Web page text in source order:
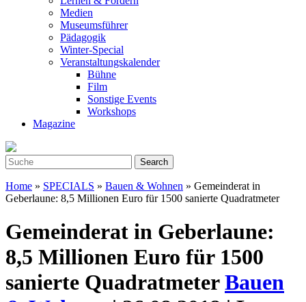
Medien
Museumsführer
Pädagogik
Winter-Special
Veranstaltungskalender
Bühne
Film
Sonstige Events
Workshops
Magazine
Home » SPECIALS » Bauen & Wohnen » Gemeinderat in
Geberlaune: 8,5 Millionen Euro für 1500 sanierte Quadratmeter
Gemeinderat in Geberlaune:
8,5 Millionen Euro für 1500
sanierte QuadratmeterBauen